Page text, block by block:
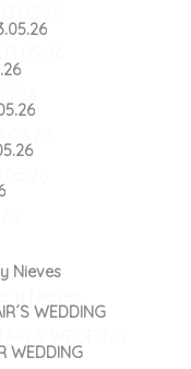
Nieves
WEDDING
WEDDING